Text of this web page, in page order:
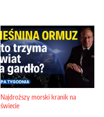
Najdroższy morski kranik na
świecie